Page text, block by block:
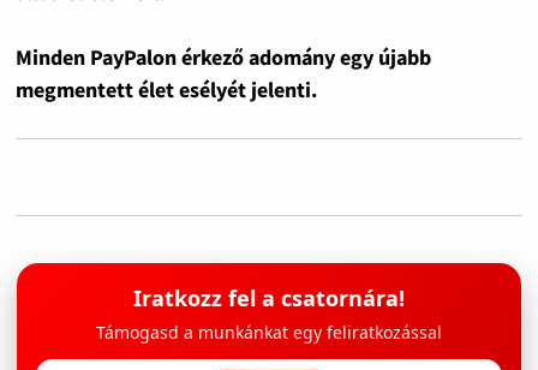
Minden PayPalon érkező adomány egy újabb
megmentett élet esélyét jelenti.
Iratkozz fel a csatornára!
Támogasd a munkánkat egy feliratkozással